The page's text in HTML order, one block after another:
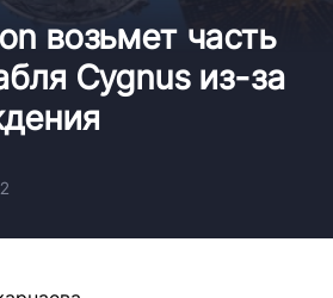
возьмет часть
Cygnus из-за